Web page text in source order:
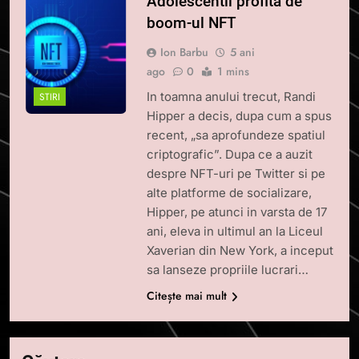
STIRI
boom-ul NFT
Ion Barbu
5 ani
ago
0 1 mins
In toamna anului trecut, Randi
Hipper a decis, dupa cum a spus
recent, „sa aprofundeze spatiul
criptografic”. Dupa ce a auzit
despre NFT-uri pe Twitter si pe
alte platforme de socializare,
Hipper, pe atunci in varsta de 17
ani, eleva in ultimul an la Liceul
Xaverian din New York, a inceput
sa lanseze propriile lucrari…
Citește mai mult